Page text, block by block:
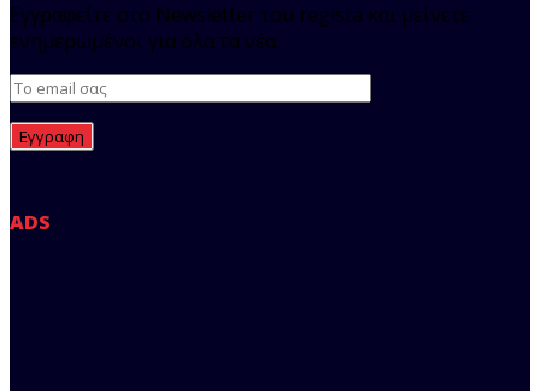
Εγγραφείτε στο Newsletter του regista και μείνετε
ενημερωμένοι για όλα τα νέα.
ADS